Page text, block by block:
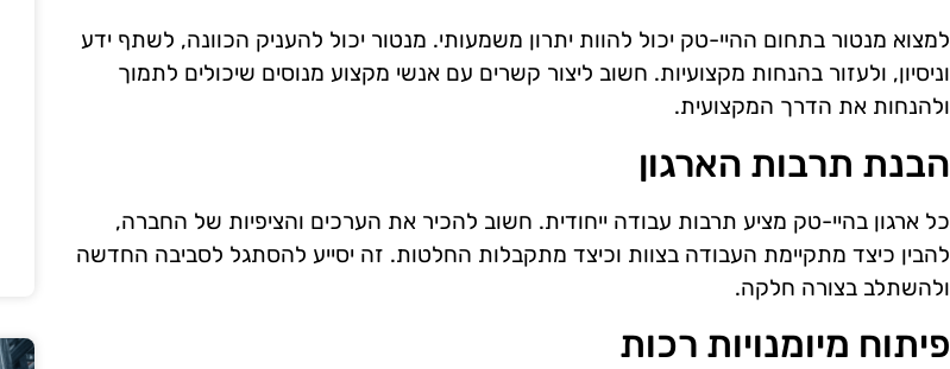
למצוא מנטור בתחום ההיי-טק יכול להוות יתרון משמעותי. מנטור יכול להעניק הכוונה, לשתף ידע
וניסיון, ולעזור בהנחות מקצועיות. חשוב ליצור קשרים עם אנשי מקצוע מנוסים שיכולים לתמוך
ולהנחות את הדרך המקצועית.
הבנת תרבות הארגון
כל ארגון בהיי-טק מציע תרבות עבודה ייחודית. חשוב להכיר את הערכים והציפיות של החברה,
להבין כיצד מתקיימת העבודה בצוות וכיצד מתקבלות החלטות. זה יסייע להסתגל לסביבה החדשה
ולהשתלב בצורה חלקה.
פיתוח מיומנויות רכות